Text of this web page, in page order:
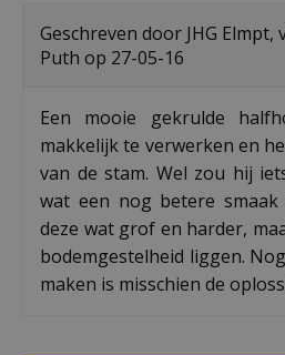
Geschreven door JHG Elmpt,
Puth op 27-05-16
Een mooie gekrulde
makkelijk te verwerken en
van de stam. Wel zou hij
wat een nog betere
deze wat grof en harder,
bodemgestelheid liggen.
maken is misschien de